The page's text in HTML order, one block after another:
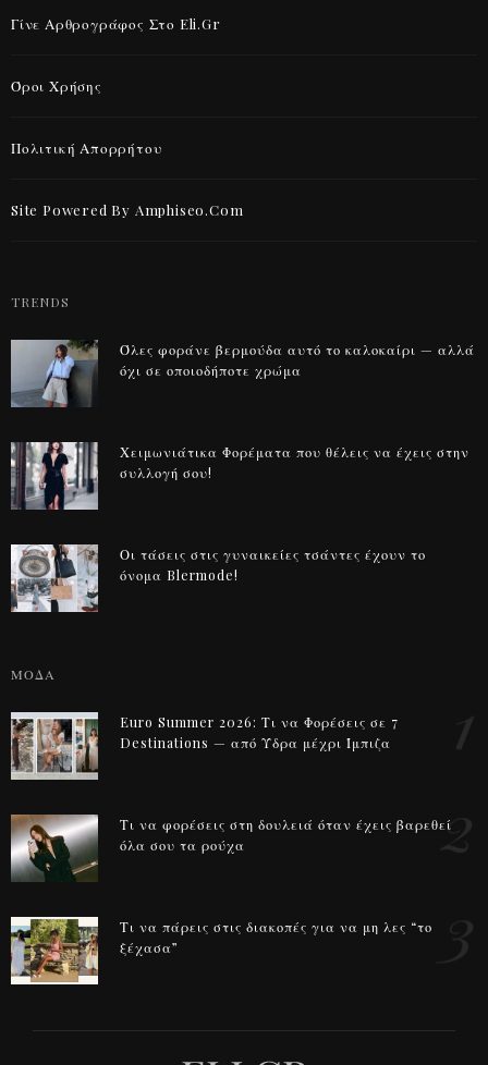
Γίνε Αρθρογράφος Στο Eli.gr
Όροι Χρήσης
Πολιτική Απορρήτου
Site Powered By Amphiseo.com
TRENDS
Όλες φοράνε βερμούδα αυτό το καλοκαίρι — αλλά
όχι σε οποιοδήποτε χρώμα
Χειμωνιάτικα Φορέματα που θέλεις να έχεις στην
συλλογή σου!
Οι τάσεις στις γυναικείες τσάντες έχουν το
όνομα Blermode!
ΜΟΔΑ
Euro Summer 2026: Τι να Φορέσεις σε 7
Destinations — από Ύδρα μέχρι Ίμπιζα
Τι να φορέσεις στη δουλειά όταν έχεις βαρεθεί
όλα σου τα ρούχα
2
Τι να πάρεις στις διακοπές για να μη λες “το
ξέχασα”